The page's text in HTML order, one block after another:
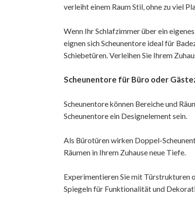
verleiht einem Raum Stil, ohne zu viel
Wenn Ihr Schlafzimmer über ein
eignen sich Scheunentore ideal für
Schiebetüren. Verleihen Sie Ihrem
Scheunentore für Büro oder
Scheunentore können Bereiche und
Scheunentore ein Designelement sein.
Als Bürotüren wirken Doppel-
Räumen in Ihrem Zuhause neue Tiefe.
Experimentieren Sie mit Türstrukturen
Spiegeln für Funktionalität und